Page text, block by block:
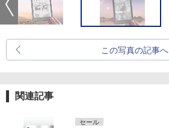
この写真の記事へ
関連記事
セール